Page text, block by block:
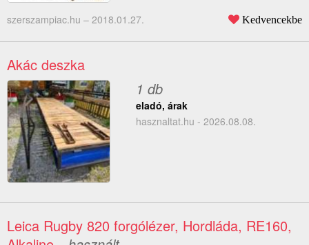
szerszampiac.hu – 2018.01.27. Kedvencekbe
Akác deszka
1 db
eladó, árak
hasznaltat.hu - 2026.08.08.
Leica Rugby 820 forgólézer, Hordláda, RE160,